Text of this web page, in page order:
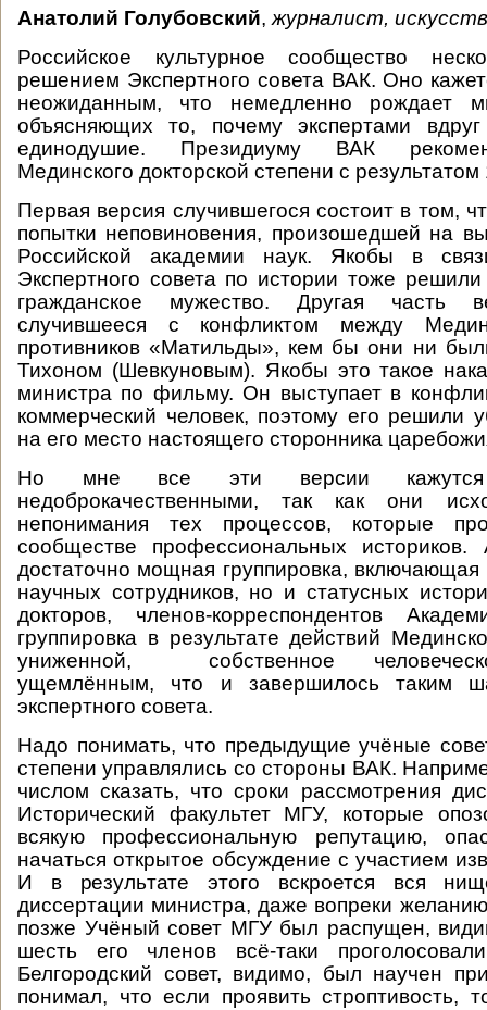
Анатолий Голубовский, журналист,
Российское культурное сообщество
решением Экспертного совета ВАК. Оно
неожиданным, что немедленно рождает
объясняющих то, почему экспертами
единодушие. Президиуму ВАК
Мединского докторской степени с результатом
Первая версия случившегося состоит в том,
попытки неповиновения, произошедшей на
Российской академии наук. Якобы в
Экспертного совета по истории тоже решили
гражданское мужество. Другая часть
случившееся с конфликтом между
противников «Матильды», кем бы они ни
Тихоном (Шевкуновым). Якобы это такое
министра по фильму. Он выступает в
коммерческий человек, поэтому его решили
на его место настоящего сторонника
Но мне все эти версии кажутся
недоброкачественными, так как они
непонимания тех процессов, которые
сообществе профессиональных
достаточно мощная группировка, включающая
научных сотрудников, но и статусных
докторов, членов-корреспондентов
группировка в результате действий
униженной, собственное
ущемлённым, что и завершилось таким
экспертного совета.
Надо понимать, что предыдущие учёные
степени управлялись со стороны ВАК.
числом сказать, что сроки рассмотрения
Исторический факультет МГУ, которые
всякую профессиональную репутацию,
начаться открытое обсуждение с участием
И в результате этого вскроется вся
диссертации министра, даже вопреки
позже Учёный совет МГУ был распущен,
шесть его членов всё-таки
Белгородский совет, видимо, был научен
понимал, что если проявить строптивость,